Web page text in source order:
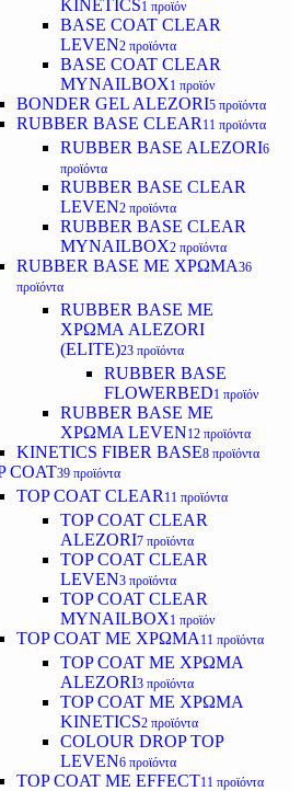
KINETICS1 προϊόν
BASE COAT CLEAR
LEVEN2 προϊόντα
BASE COAT CLEAR
MYNAILBOX1 προϊόν
BONDER GEL ALEZORI5 προϊόντα
RUBBER BASE CLEAR 11 προϊόντα
RUBBER BASE ALEZORI6
προϊόντα
RUBBER BASE CLEAR
LEVEN2 προϊόντα
RUBBER BASE CLEAR
MYNAILBOX2 προϊόντα
RUBBER BASE ΜΕ ΧΡΩΜΑ36
προϊόντα
RUBBER BASE ΜΕ
ΧΡΩΜΑ ALEZORI
(ELITE)23 προϊόντα
RUBBER BASE
FLOWERBED1 προϊόν
RUBBER BASE ΜΕ
ΧΡΩΜΑ LEVEN12 προϊόντα
KINETICS FIBER BASE8 προϊόντα
COAT39 προϊόντα
TOP COAT CLEAR 11 προϊόντα
TOP COAT CLEAR
ALEZORI7 προϊόντα
TOP COAT CLEAR
LEVEN3 προϊόντα
TOP COAT CLEAR
MYNAILBOX1 προϊόν
TOP COAT ΜΕ ΧΡΩΜΑ 11 προϊόντα
TOP COAT ΜΕ ΧΡΩΜΑ
ALEZORI3 προϊόντα
TOP COAT ΜΕ ΧΡΩΜΑ
KINETICS2 προϊόντα
COLOUR DROP TOP
LEVEN6 προϊόντα
TOP COAT ΜΕ EFFECT11 προϊόντα